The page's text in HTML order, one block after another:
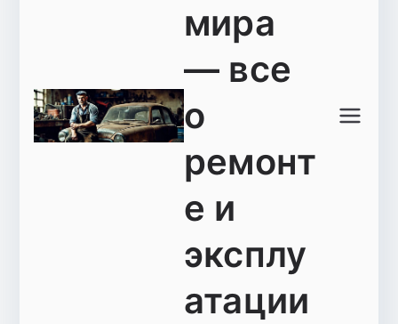
мира
— все
о
ремонт
е и
эксплу
атации